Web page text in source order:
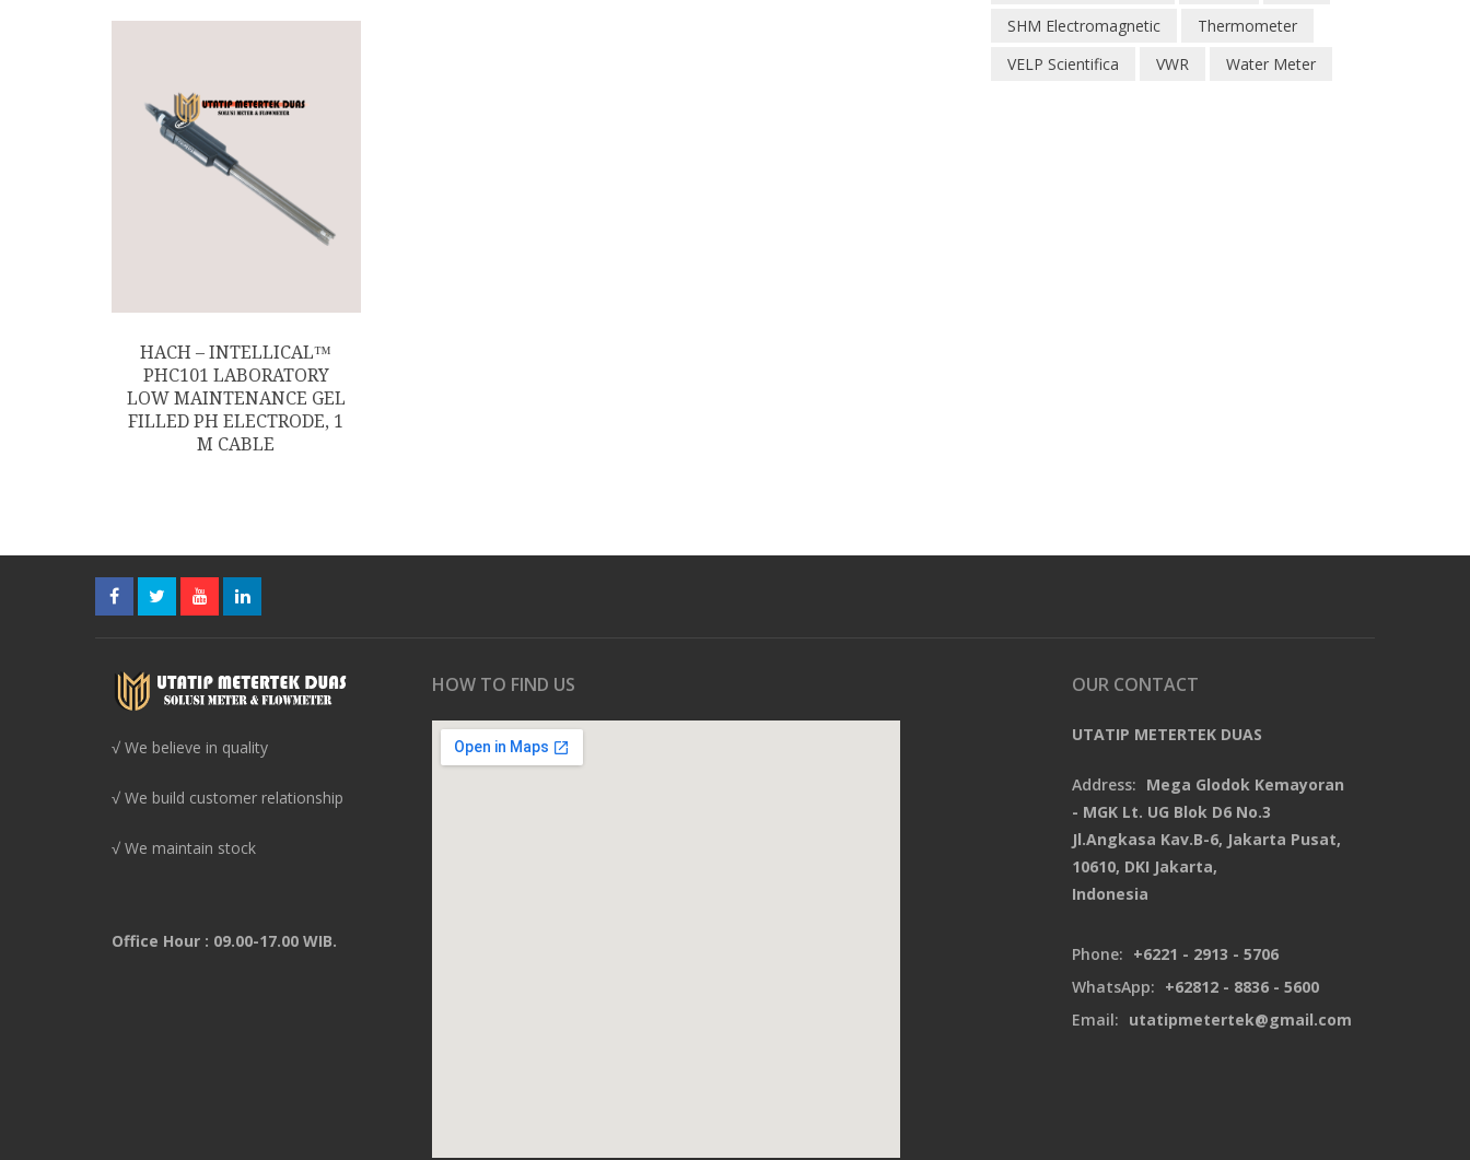
HACH – INTELLICAL™
PHC101 LABORATORY
LOW MAINTENANCE GEL
FILLED PH ELECTRODE, 1
M CABLE
SHM Electromagnetic
Thermometer
VELP Scientifica
VWR Water Meter
√ We believe in quality
√ We build customer relationship
√ We maintain stock
Office Hour : 09.00-17.00 WIB.
HOW TO FIND US OUR CONTACT
UTATIP METERTEK DUAS
Address: Mega Glodok Kemayoran
- MGK Lt. UG Blok D6 No.3
Jl.Angkasa Kav.B-6, Jakarta Pusat,
10610, DKI Jakarta,
Indonesia
Phone: +6221 - 2913 - 5706
WhatsApp: +62812 - 8836 - 5600
Email: utatipmetertek@gmail.com